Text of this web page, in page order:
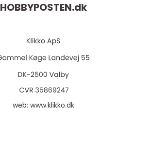
HOBBYPOSTEN.dk
web: www.klikko.dk